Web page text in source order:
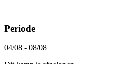
Periode
04/08 - 08/08